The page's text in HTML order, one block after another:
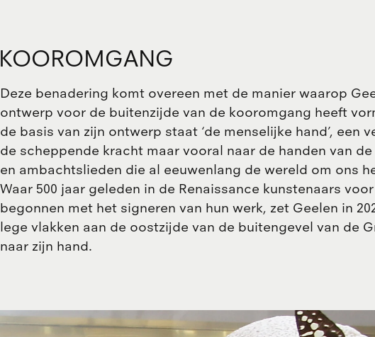
Deze benadering komt overeen met de manier waarop
ontwerp voor de buitenzijde van de kooromgang heeft
de basis van zijn ontwerp staat ‘de menselijke hand’, een
de scheppende kracht maar vooral naar de handen van
en ambachtslieden die al eeuwenlang de wereld om ons
Waar 500 jaar geleden in de Renaissance kunstenaars
begonnen met het signeren van hun werk, zet Geelen in
lege vlakken aan de oostzijde van de buitengevel van de
naar zijn hand.